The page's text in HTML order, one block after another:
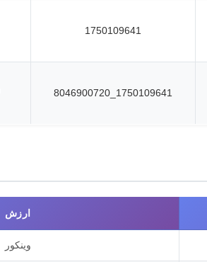
1750109641
1750109641_8046900720
ارزش
وینکور